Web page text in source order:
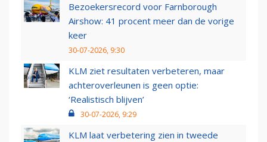
Bezoekersrecord voor Farnborough
Airshow: 41 procent meer dan de vorige
keer
30-07-2026, 9:30
KLM ziet resultaten verbeteren, maar
achteroverleunen is geen optie:
‘Realistisch blijven’
30-07-2026, 9:29
KLM laat verbetering zien in tweede